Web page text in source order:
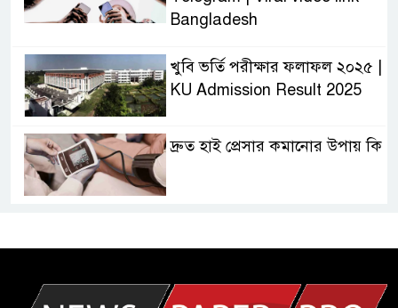
Bangladesh
খুবি ভর্তি পরীক্ষার ফলাফল ২০২৫ |
KU Admission Result 2025
দ্রুত হাই প্রেসার কমানোর উপায় কি
| Today Dakhil Exam